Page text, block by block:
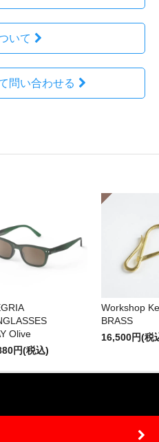
いて
問い合わせる
Olive
円(税込)
Workshop
BRASS
16,500円(税